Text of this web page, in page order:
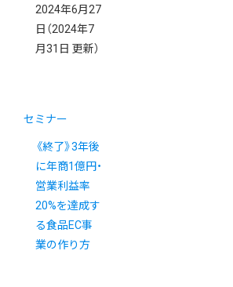
2024年6月27
日 （2024年7
月31日 更新）
セミナー
《終了》3年後
に年商1億円・
営業利益率
20%を達成す
る食品EC事
業の作り方